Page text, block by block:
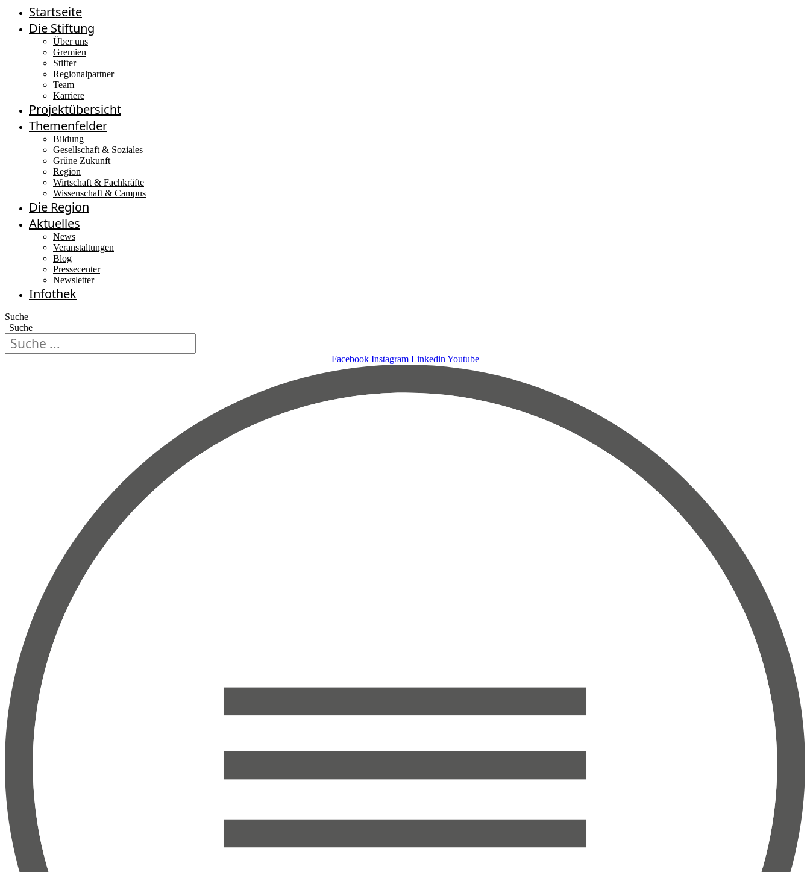
Startseite
Die Stiftung
Über uns
Gremien
Stifter
Regionalpartner
Team
Karriere
Projektübersicht
Themenfelder
Bildung
Gesellschaft & Soziales
Grüne Zukunft
Region
Wirtschaft & Fachkräfte
Wissenschaft & Campus
Die Region
Aktuelles
News
Veranstaltungen
Blog
Pressecenter
Newsletter
Infothek
Suche
Suche
Facebook Instagram Linkedin Youtube